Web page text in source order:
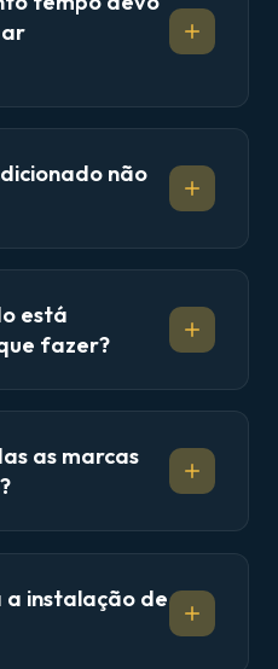
não
está
fazer?
as marcas
instalação de